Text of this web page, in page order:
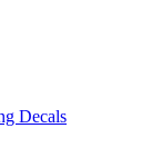
Decals